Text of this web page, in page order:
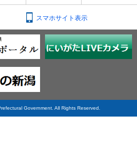
スマホサイト表示
Government. All Rights Reserved.